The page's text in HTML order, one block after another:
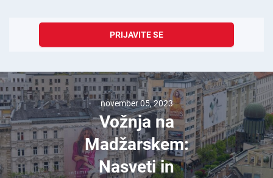
PRIJAVITE SE
november 05, 2023
Vožnja na
Madžarskem:
Nasveti in